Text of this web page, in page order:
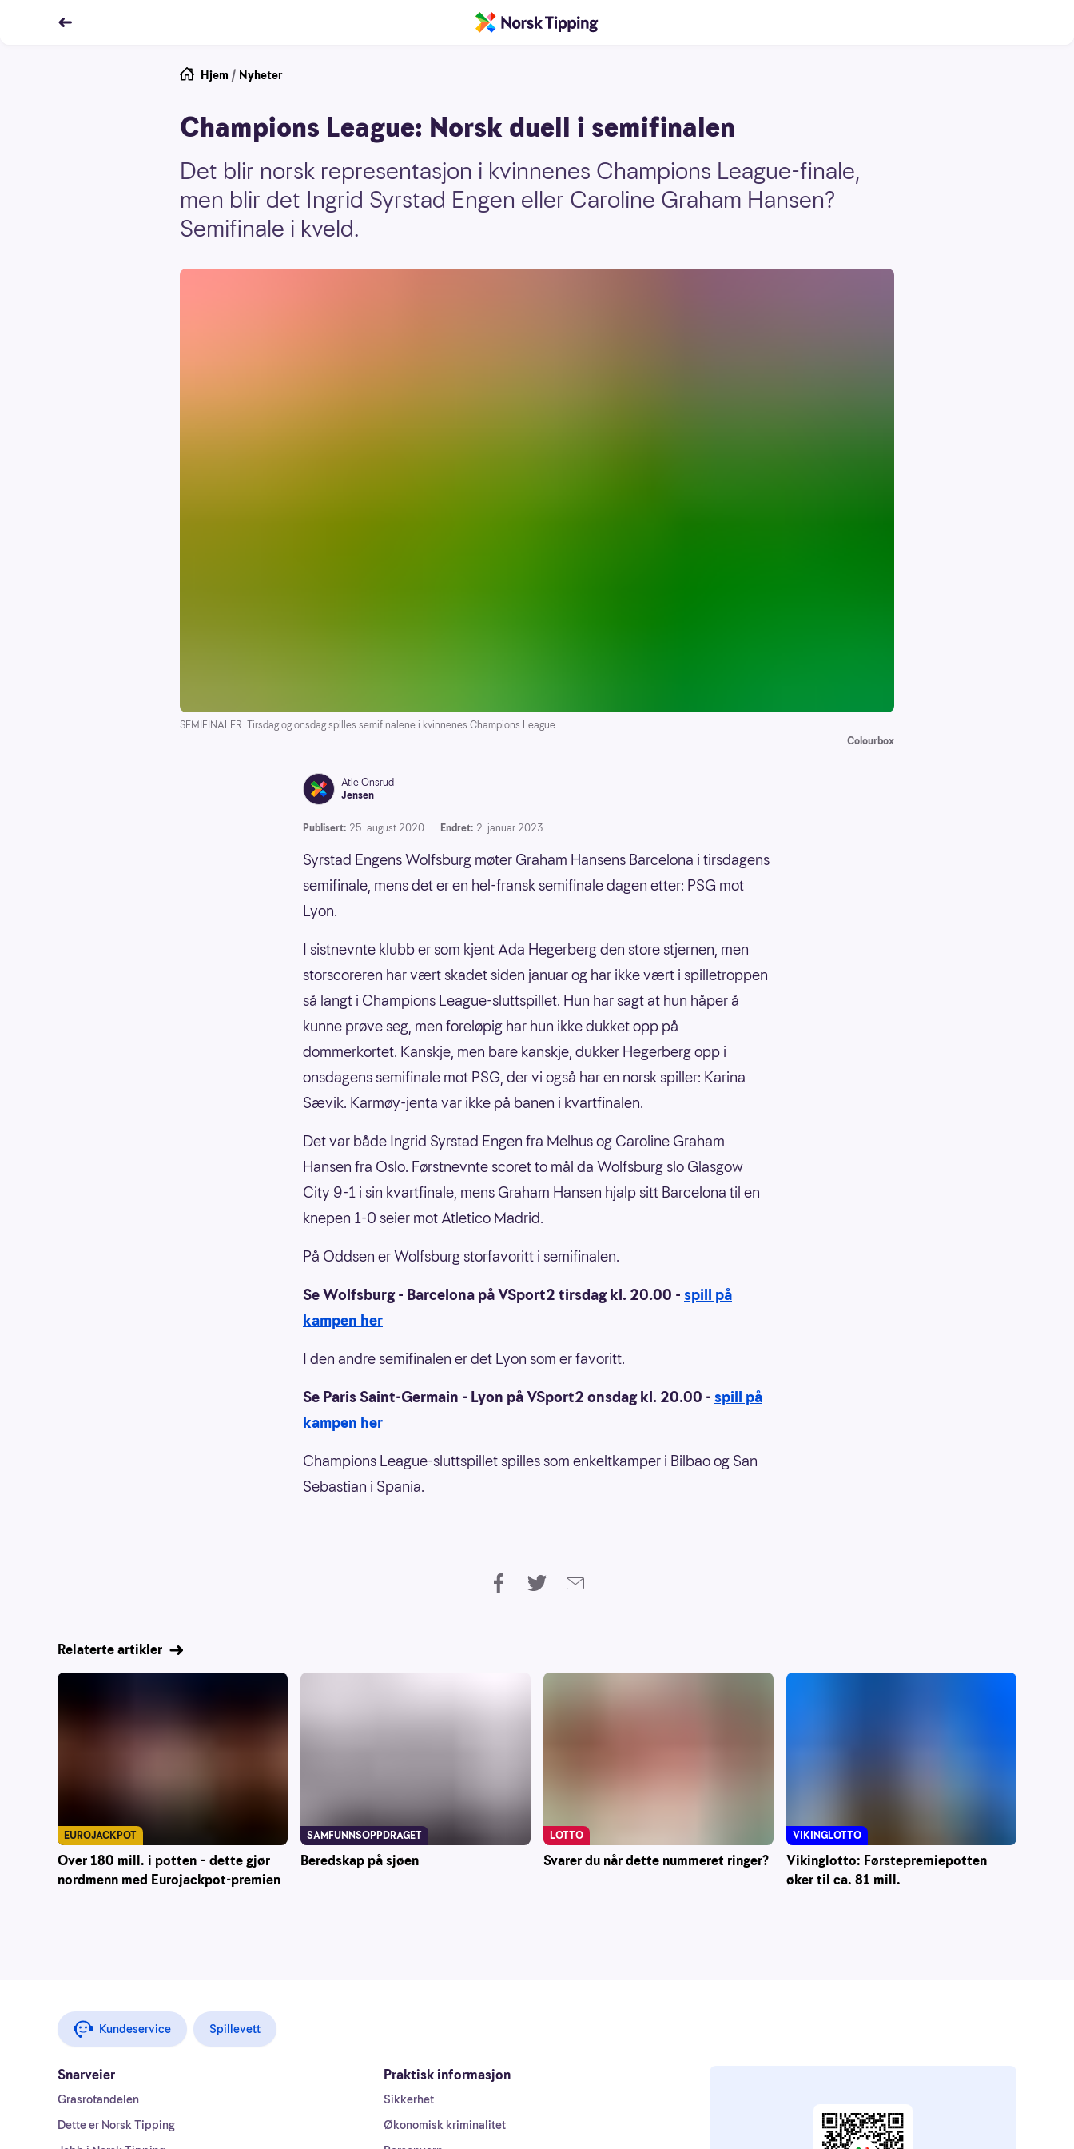
Hjem / Nyheter
Champions League: Norsk duell i semifinalen
Det blir norsk representasjon i kvinnenes Champions League-finale,
men blir det Ingrid Syrstad Engen eller Caroline Graham Hansen?
Semifinale i kveld.
SEMIFINALER: Tirsdag og onsdag spilles semifinalene i kvinnenes Champions League.
Colourbox
Atle Onsrud
Jensen
Publisert: 25. august 2020 Endret: 2. januar 2023
Syrstad Engens Wolfsburg møter Graham Hansens Barcelona i tirsdagens
semifinale, mens det er en hel-fransk semifinale dagen etter: PSG mot
Lyon.
I sistnevnte klubb er som kjent Ada Hegerberg den store stjernen, men
storscoreren har vært skadet siden januar og har ikke vært i spilletroppen
så langt i Champions League-sluttspillet. Hun har sagt at hun håper å
kunne prøve seg, men foreløpig har hun ikke dukket opp på
dommerkortet. Kanskje, men bare kanskje, dukker Hegerberg opp i
onsdagens semifinale mot PSG, der vi også har en norsk spiller: Karina
Sævik. Karmøy-jenta var ikke på banen i kvartfinalen.
Det var både Ingrid Syrstad Engen fra Melhus og Caroline Graham
Hansen fra Oslo. Førstnevnte scoret to mål da Wolfsburg slo Glasgow
City 9-1 i sin kvartfinale, mens Graham Hansen hjalp sitt Barcelona til en
knepen 1-0 seier mot Atletico Madrid.
På Oddsen er Wolfsburg storfavoritt i semifinalen.
Se Wolfsburg - Barcelona på VSport2 tirsdag kl. 20.00 - spill på
kampen her
I den andre semifinalen er det Lyon som er favoritt.
Se Paris Saint-Germain - Lyon på VSport2 onsdag kl. 20.00 - spill på
kampen her
Champions League-sluttspillet spilles som enkeltkamper i Bilbao og San
Sebastian i Spania.
Relaterte artikler
Over 180 mill. i potten – dette gjør
nordmenn med Eurojackpot-premien
EUROJACKPOT
Beredskap på sjøen
SAMFUNNSOPPDRAGET
Svarer du når dette nummeret ringer?
LOTTO
Vikinglotto: Førstepremiepotten
øker til ca. 81 mill.
VIKINGLOTTO
Kundeservice Spillevett
Snarveier
Grasrotandelen
Dette er Norsk Tipping
Praktisk informasjon
Sikkerhet
Økonomisk kriminalitet